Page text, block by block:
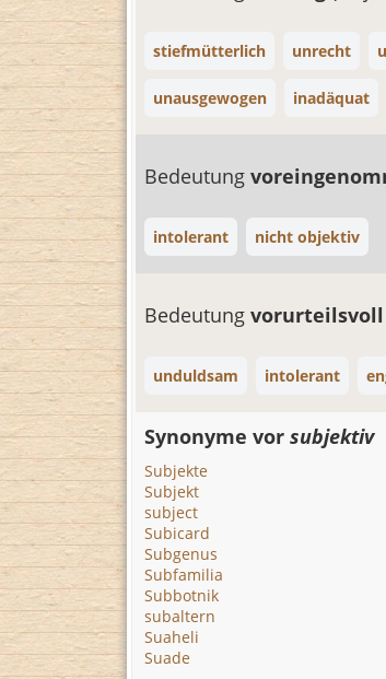
stiefmütterlich unrecht
unausgewogen inadäquat
Bedeutung
intolerant nicht objektiv
Bedeutung vorurteilsvoll
unduldsam intolerant
Synonyme vor subjektiv
Subjekte
Subjekt
subject
Subicard
Subgenus
Subfamilia
Subbotnik
subaltern
Suaheli
Suade